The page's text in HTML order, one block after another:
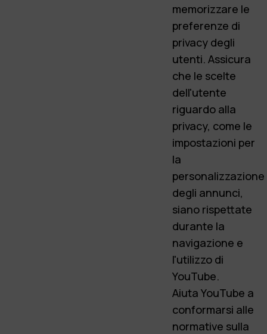
memorizzare le
preferenze di
privacy degli
utenti. Assicura
che le scelte
dell'utente
riguardo alla
privacy, come le
impostazioni per
la
personalizzazione
degli annunci,
siano rispettate
durante la
navigazione e
l'utilizzo di
YouTube.
Aiuta YouTube a
conformarsi alle
normative sulla